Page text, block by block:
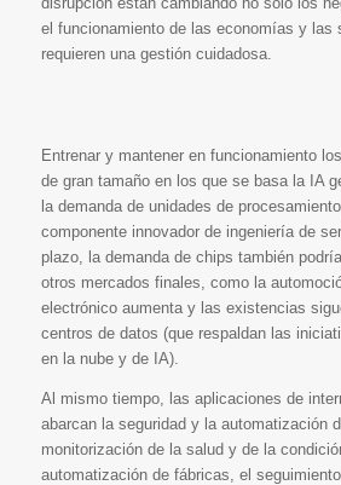
el funcionamiento de las economías y las
requieren una gestión cuidadosa.
Entrenar y mantener en funcionamiento
de gran tamaño en los que se basa la IA
la demanda de unidades de
componente innovador de ingeniería de
plazo, la demanda de chips también
otros mercados finales, como la
electrónico aumenta y las existencias
centros de datos (que respaldan las
en la nube y de IA).
Al mismo tiempo, las aplicaciones de
abarcan la seguridad y la automatización
monitorización de la salud y de la
automatización de fábricas, el